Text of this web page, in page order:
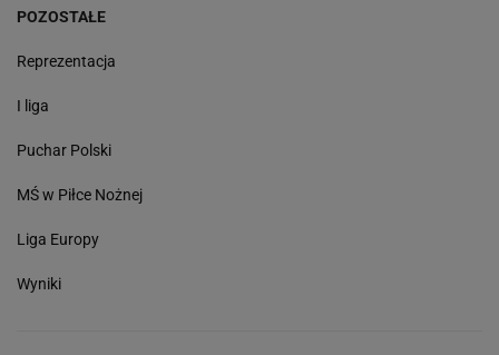
POZOSTAŁE
Reprezentacja
I liga
Puchar Polski
MŚ w Piłce Nożnej
Liga Europy
Wyniki